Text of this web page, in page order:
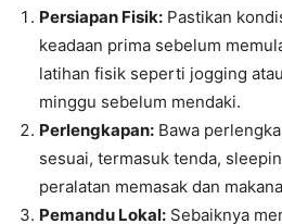
Persiapan Fisik: Pastikan
keadaan prima sebelum
latihan fisik seperti jogging
minggu sebelum mendaki.
Perlengkapan: Bawa
sesuai, termasuk tenda,
peralatan memasak dan
Pemandu Lokal: Sebaiknya